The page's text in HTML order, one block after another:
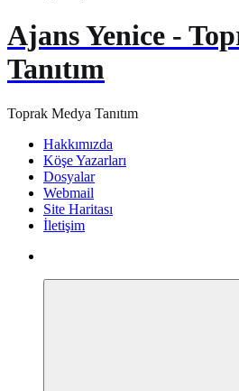
Ajans Yenice -
Tanıtım
Toprak Medya Tanıtım
Hakkımızda
Köşe Yazarları
Dosyalar
Webmail
Site Haritası
İletişim